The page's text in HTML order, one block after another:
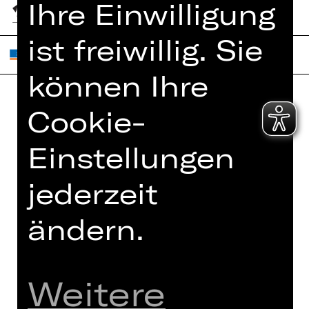
Home
Künstler*innen
Newsletter
Kartenkauf
Abos 26/27
Interner Bereich
ZVB/L
Ihre Einwilligung
ist freiwillig. Sie
können Ihre
Cookie-
Einstellungen
jederzeit
ändern.
Weitere